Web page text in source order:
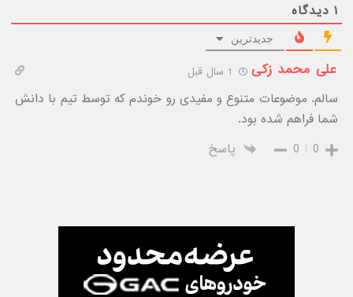
۱ دیدگاه
جدیدترین
علی محمد زکی
سالم. موضوعات متنوع و مفیدی رو خوندم که توسط تیم با دانش
شما فراهم شده بود.
0
0 پاسخ